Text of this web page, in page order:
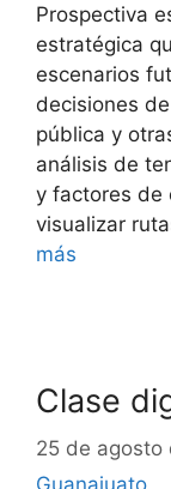
Prospectiva
estratégica
escenarios
decisiones
pública y
análisis de
y factores de
visualizar
más
Clase
25 de agosto
Guanajuato